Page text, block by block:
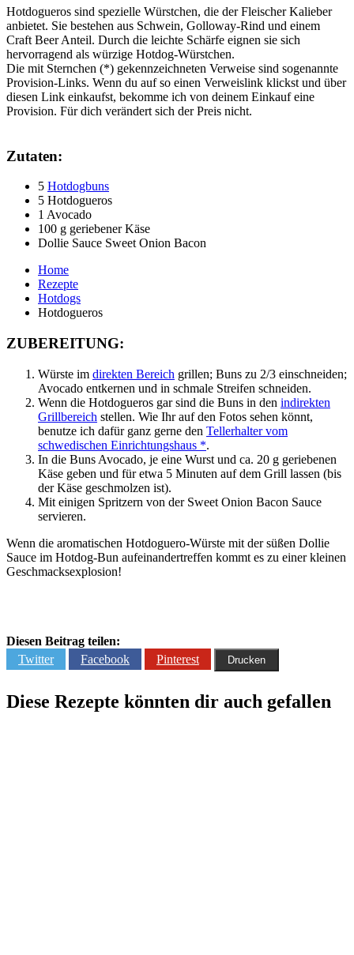
Hotdogueros sind spezielle Würstchen, die der Fleischer Kalieber
anbietet. Sie bestehen aus Schwein, Golloway-Rind und einem
Craft Beer Anteil. Durch die leichte Schärfe eignen sie sich
hervorragend als würzige Hotdog-Würstchen.
Die mit Sternchen (*) gekennzeichneten Verweise sind sogenannte
Provision-Links. Wenn du auf so einen Verweislink klickst und über
diesen Link einkaufst, bekomme ich von deinem Einkauf eine
Provision. Für dich verändert sich der Preis nicht.
Zutaten:
5 Hotdogbuns
5 Hotdogueros
1 Avocado
100 g geriebener Käse
Dollie Sauce Sweet Onion Bacon
Home
Rezepte
Hotdogs
Hotdogueros
ZUBEREITUNG:
Würste im direkten Bereich grillen; Buns zu 2/3 einschneiden;
Avocado entkernen und in schmale Streifen schneiden.
Wenn die Hotdogueros gar sind die Buns in den indirekten
Grillbereich stellen. Wie Ihr auf den Fotos sehen könnt,
benutze ich dafür ganz gerne den Tellerhalter vom
schwedischen Einrichtungshaus *.
In die Buns Avocado, je eine Wurst und ca. 20 g geriebenen
Käse geben und für etwa 5 Minuten auf dem Grill lassen (bis
der Käse geschmolzen ist).
Mit einigen Spritzern von der Sweet Onion Bacon Sauce
servieren.
Wenn die aromatischen Hotdoguero-Würste mit der süßen Dollie
Sauce im Hotdog-Bun aufeinandertreffen kommt es zu einer kleinen
Geschmacksexplosion!
Diesen Beitrag teilen:
Twitter
Facebook Pinterest Drucken
Diese Rezepte könnten dir auch gefallen